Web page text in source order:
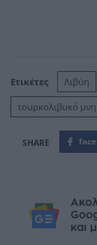
Ετικέτες Λιβύη
τουρκολιβυκό
και